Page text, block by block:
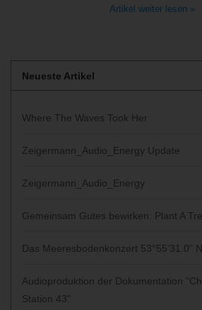
Artikel weiter lesen »
Neueste Artikel
Where The Waves Took Her
Zeigermann_Audio_Energy Update
Zeigermann_Audio_Energy
Gemeinsam Gutes bewirken: Plant A
Das Meeresbodenkonzert 53°55’31.0“
Audioproduktion der Dokumentation
Station 43"